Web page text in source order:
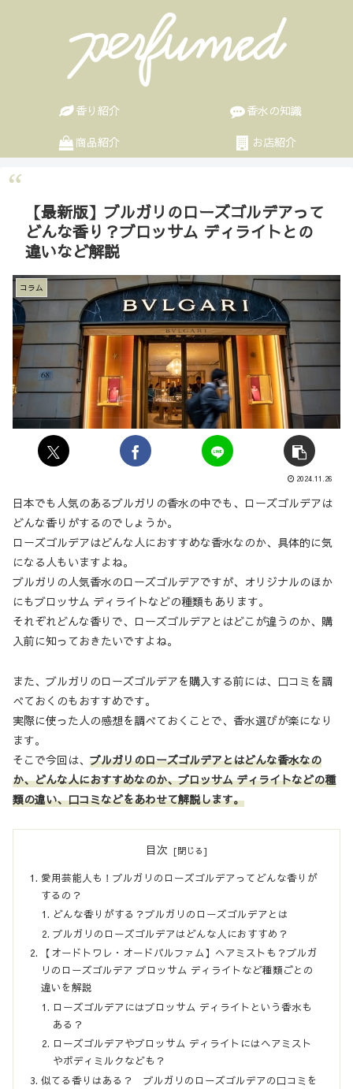
香り紹介
香水の知識
商品紹介
お店紹介
【最新版】ブルガリのローズゴルデアって
どんな香り？ブロッサム ディライトとの
違いなど解説
コラム
2024.11.26
日本でも人気のあるブルガリの香水の中でも、ローズゴルデアは
どんな香りがするのでしょうか。
ローズゴルデアはどんな人におすすめな香水なのか、具体的に気
になる人もいますよね。
ブルガリの人気香水のローズゴルデアですが、オリジナルのほか
にもブロッサム ディライトなどの種類もあります。
それぞれどんな香りで、ローズゴルデアとはどこが違うのか、購
入前に知っておきたいですよね。
また、ブルガリのローズゴルデアを購入する前には、口コミを調
べておくのもおすすめです。
実際に使った人の感想を調べておくことで、香水選びが楽になり
ます。
そこで今回は、 ブルガリのローズゴルデアとはどんな香水なの
か、どんな人におすすめなのか、ブロッサム ディライトなどの種
類の違い、口コミなどをあわせて解説します。
目次
愛用芸能人も！ブルガリのローズゴルデアってどんな香りが
するの？
どんな香りがする？ブルガリのローズゴルデアとは
ブルガリのローズゴルデアはどんな人におすすめ？
【オードトワレ・オードパルファム】ヘアミストも？ブルガ
リのローズゴルデア ブロッサム ディライトなど種類ごとの
違いを解説
ローズゴルデアにはブロッサム ディライトという香水も
ある？
ローズゴルデアやブロッサム ディライトにはヘアミスト
やボディミルクなども？
似てる香りはある？ ブルガリのローズゴルデアの口コミを